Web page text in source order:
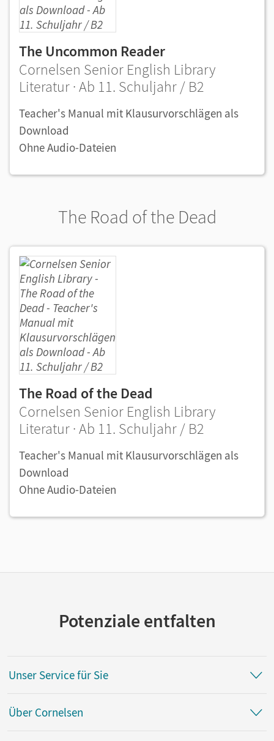
The Uncommon Reader
Cornelsen Senior English Library
Literatur · Ab 11. Schuljahr / B2
Teacher's Manual mit Klausurvorschlägen als
Download
Ohne Audio-Dateien
The Road of the Dead
The Road of the Dead
Cornelsen Senior English Library
Literatur · Ab 11. Schuljahr / B2
Teacher's Manual mit Klausurvorschlägen als
Download
Ohne Audio-Dateien
Potenziale entfalten
Unser Service für Sie
Über Cornelsen